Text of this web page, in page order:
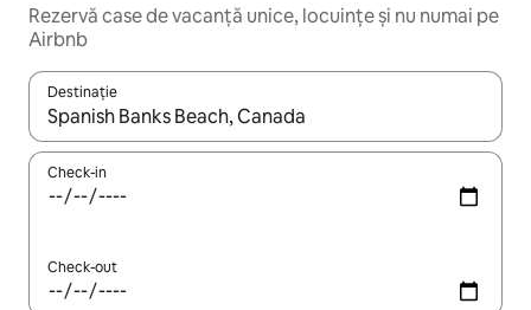
Rezervă case de vacanță unice, locuințe și nu numai pe
Airbnb
Destinație
Când se încarcă rezultatele, navighează folosind tastele
Check-in
Check-out